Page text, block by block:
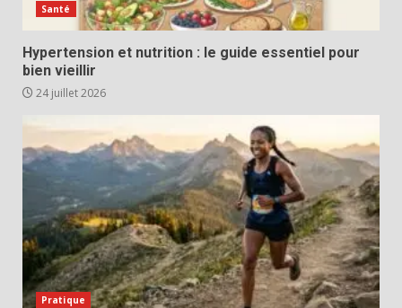
Santé
Hypertension et nutrition : le guide essentiel pour
bien vieillir
24 juillet 2026
Pratique